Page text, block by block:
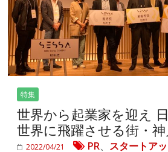
特集
世界から起業家を迎え
世界に飛躍させる街・
2022/04/21 PR、 スタートア